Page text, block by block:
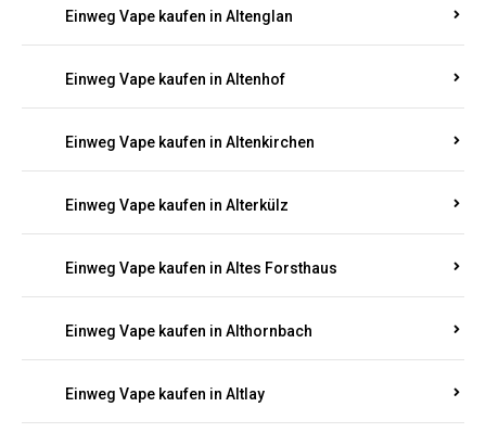
Einweg Vape kaufen in Altenglan
Einweg Vape kaufen in Altenhof
Einweg Vape kaufen in Altenkirchen
Einweg Vape kaufen in Alterkülz
Einweg Vape kaufen in Altes Forsthaus
Einweg Vape kaufen in Althornbach
Einweg Vape kaufen in Altlay